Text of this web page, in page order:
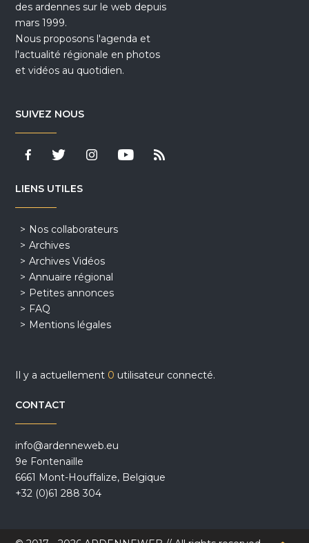
des ardennes sur le web depuis
mars 1999.
Nous proposons l'agenda et
l'actualité régionale en photos
et vidéos au quotidien.
SUIVEZ NOUS
LIENS UTILES
Nos collaborateurs
Archives
Archives Vidéos
Annuaire régional
Petites annonces
FAQ
Mentions légales
Il y a actuellement 0 utilisateur connecté.
CONTACT
info@ardenneweb.eu
9e Fontenaille
6661 Mont-Houffalize, Belgique
+32 (0)61 288 304